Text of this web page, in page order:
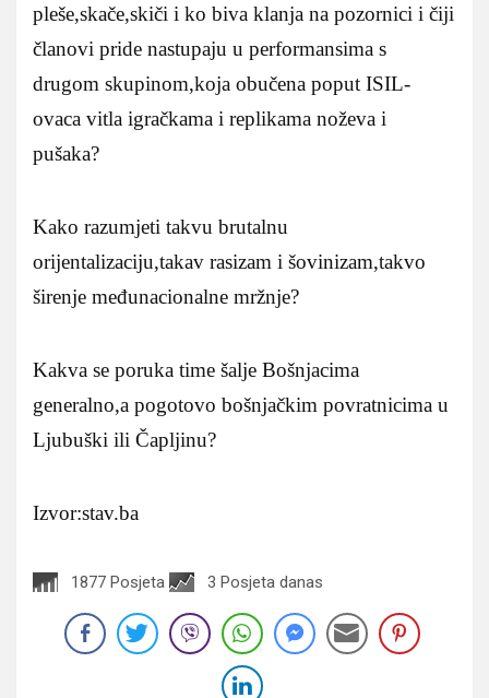
pleše,skače,skiči i ko biva klanja na pozornici i čiji
članovi pride nastupaju u performansima s
drugom skupinom,koja obučena poput ISIL-
ovaca vitla igračkama i replikama noževa i
pušaka?
Kako razumjeti takvu brutalnu
orijentalizaciju,takav rasizam i šovinizam,takvo
širenje međunacionalne mržnje?
Kakva se poruka time šalje Bošnjacima
generalno,a pogotovo bošnjačkim povratnicima u
Ljubuški ili Čapljinu?
Izvor:stav.ba
1877 Posjeta 3 Posjeta danas